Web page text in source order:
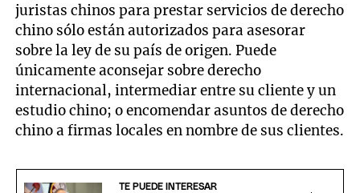
juristas chinos para prestar servicios de derecho
chino sólo están autorizados para asesorar
sobre la ley de su país de origen. Puede
únicamente aconsejar sobre derecho
internacional, intermediar entre su cliente y un
estudio chino; o encomendar asuntos de derecho
chino a firmas locales en nombre de sus clientes.
TE PUEDE INTERESAR